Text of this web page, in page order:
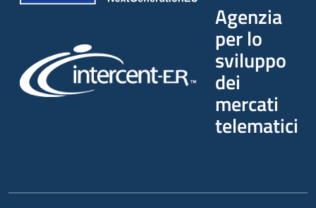
Agenzia
per lo
sviluppo
dei
mercati
telematici